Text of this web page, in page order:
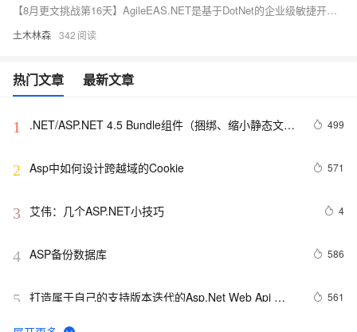
【8月更文挑战第16天】AgileEAS.NET是基于DotNet的企业级敏捷开发平台，其服务定位器模式助力构建高度解耦系统。通过全局服务目录动态查找服务，避免硬编码依赖。在AgileEAS.NET中，服务定位器以静态类形式封装服务注册与检索功能。示例展示了如何注册与获取服务实例，如在`UserController`中通过服务定位器使用`IUserService`。此模式整合到框架生命周期管理，便于各处获取服务实例，提升开发效率。然而，应适度使用并考虑依赖注入容器以增强代码可维护性和可测试性。
土木林森 342
热门文章 最新文章
1
.NET/ASP.NET 4.5 Bundle组件（捆绑、缩小静态文
499
2 Asp中如何设计跨越域的Cookie 571
3 艾伟：几个ASP.NET小技巧 4
4 ASP备份数据库 586
5 打造属于自己的支持版本迭代的Asp.Net Web Api
561